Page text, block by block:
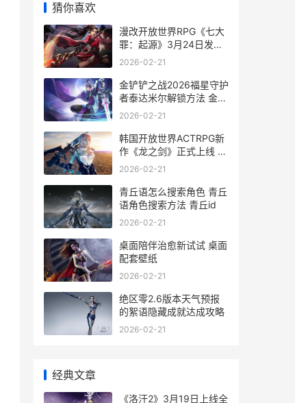
猜你喜欢
漫改开放世界RPG《七大
罪：起源》3月24日发售
开放世界动作rpg
2026-02-21
金铲铲之战2026福星守护
者泰达米尔解锁方法 金铲
铲之战2026春节小英雄
2026-02-21
韩国开放世界ACTRPG新
作《龙之剑》正式上线 韩
国开放世界手游
2026-02-21
青丘语怎么搜索角色 青丘
语角色搜索方法 青丘id
2026-02-21
桌面陪伴治愈新试试 桌面
配套壁纸
2026-02-21
绝区零2.6版本天气预报
的絮语隐藏成就达成攻略
2026-02-21
经典文章
《洛汗2》3月19日上线全